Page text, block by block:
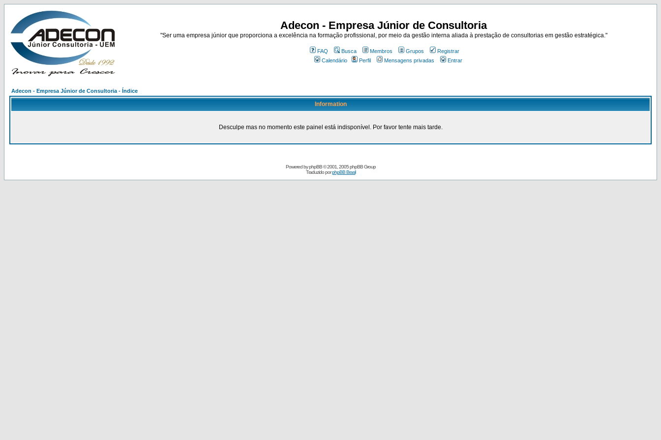
Adecon - Empresa Júnior de Consultoria
"Ser uma empresa júnior que proporciona a excelência na formação profissional, por meio da gestão interna aliada à prestação de consultorias em gestão estratégica."
FAQ Busca Membros Grupos
Registrar
Calendário
Perfil Mensagens privadas Entrar
Adecon - Empresa Júnior de Consultoria - Índice
Information
Desculpe mas no momento este painel está indisponível. Por favor tente mais tarde.
Powered byphpBB© 2001, 2005 phpBB Group
Traduzido porphpBB Brasil